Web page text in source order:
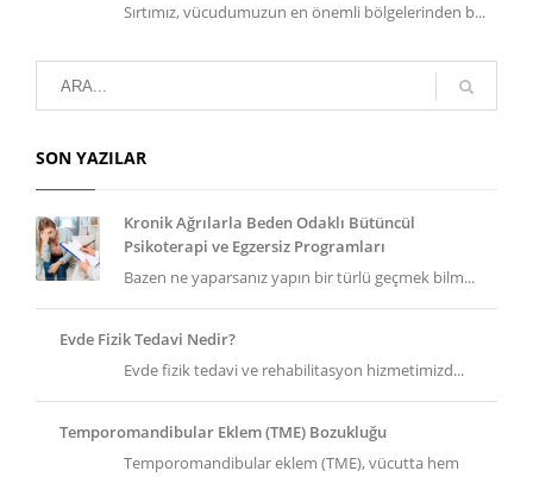
Sırtımız, vücudumuzun en önemli bölgelerinden b...
SON YAZILAR
Kronik Ağrılarla Beden Odaklı Bütüncül
Psikoterapi ve Egzersiz Programları
Bazen ne yaparsanız yapın bir türlü geçmek bilm...
Evde Fizik Tedavi Nedir?
Evde fizik tedavi ve rehabilitasyon hizmetimizd...
Temporomandibular Eklem (TME) Bozukluğu
Temporomandibular eklem (TME), vücutta hem